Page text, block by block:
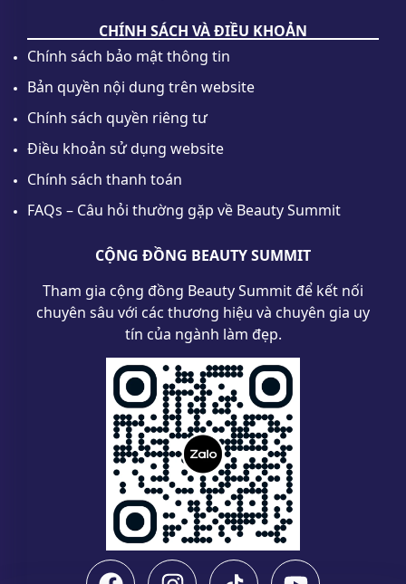
CHÍNH SÁCH VÀ ĐIỀU KHOẢN
Chính sách bảo mật thông tin
Bản quyền nội dung trên website
Chính sách quyền riêng tư
Điều khoản sử dụng website
Chính sách thanh toán
FAQs – Câu hỏi thường gặp về Beauty Summit
CỘNG ĐỒNG BEAUTY SUMMIT
Tham gia cộng đồng Beauty Summit để kết nối
chuyên sâu với các thương hiệu và chuyên gia uy
tín của ngành làm đẹp.